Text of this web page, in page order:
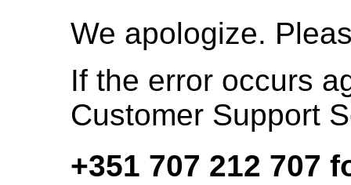
We apologize.
If the error occurs
Customer Support
+351 707 212 707